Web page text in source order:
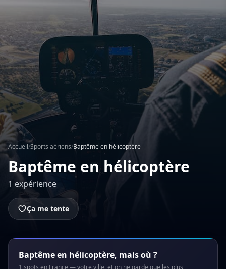
Accueil/Sports aériens/Baptême en hélicoptère
Baptême en hélicoptère
1 expérience
Ça me tente
Baptême en hélicoptère, mais où ?